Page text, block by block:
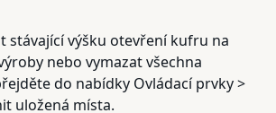
stávající výšku otevření kufru na
nebo vymazat všechna
do nabídky Ovládací prvky >
uložená místa.